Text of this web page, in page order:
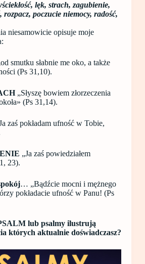
lęk, strach, zagubienie,
rozpacz, poczucie niemocy, radość,
niesamowicie opisuje moje
smutku słabnie me oko, a także
(Ps 31,10).
„Słyszę bowiem złorzeczenia
(Ps 31,14).
zaś pokładam ufność w Tobie,
„Ja zaś powiedziałem
23).
… „Bądźcie mocni i mężnego
pokładacie ufność w Panu! (Ps
lub psalmy ilustrują
których aktualnie doświadczasz?